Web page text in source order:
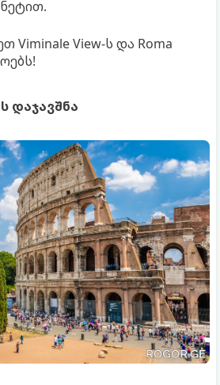
Viminale View-ს და Roma
დაჯავშნა